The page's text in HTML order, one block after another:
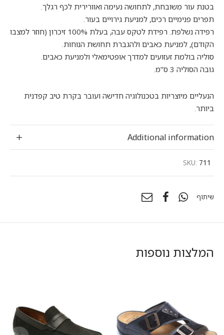
בטנת עור משובחת, לתחושה נעימה ואוורירית לכף רגלך.
תפרים פנימיים רכים, למניעת גירויים בעור.
רפידה נשלפת. רפידת לטקס עבה, בעלת 100% זיכרון (חוזר למצבו
הקודם), למניעת כאבים ולהגברת תחושת הנוחות.
סוליה בולמת זעזועים למדרך אופטימאלי ולמניעת כאבים.
גובה הסוליה 3 ס"מ.
הנעליים מיוצריות בטכנולוגיה חדישה ועובר בקרת טיב קפדנית
ביותר.
Additional information
SKU: 711
שיתוף
המלצות נוספות